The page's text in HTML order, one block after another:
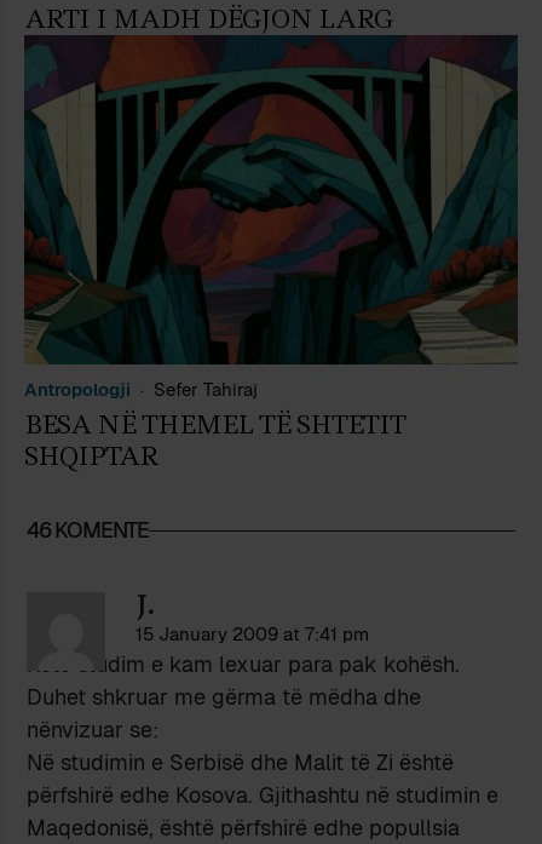
ARTI I MADH DËGJON LARG
Antropologji Sefer Tahiraj
BESA NË THEMEL TË SHTETIT
SHQIPTAR
46 KOMENTE
J.
15 January 2009 at 7:41 pm
Këtë studim e kam lexuar para pak kohësh.
Duhet shkruar me gërma të mëdha dhe
nënvizuar se:
Në studimin e Serbisë dhe Malit të Zi është
përfshirë edhe Kosova. Gjithashtu në studimin e
Maqedonisë, është përfshirë edhe popullsia